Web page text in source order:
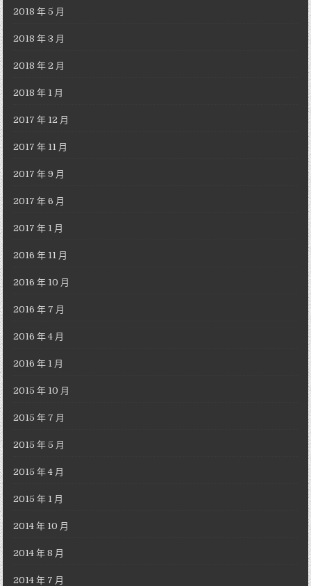
2018 年 5 月
2018 年 3 月
2018 年 2 月
2018 年 1 月
2017 年 12 月
2017 年 11 月
2017 年 9 月
2017 年 6 月
2017 年 1 月
2016 年 11 月
2016 年 10 月
2016 年 7 月
2016 年 4 月
2016 年 1 月
2015 年 10 月
2015 年 7 月
2015 年 5 月
2015 年 4 月
2015 年 1 月
2014 年 10 月
2014 年 8 月
2014 年 7 月